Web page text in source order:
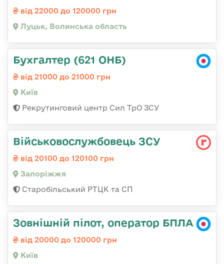
від 22000 до 120000 грн
Луцьк, Волинська область
Бухгалтер (621 ОНБ)
від 21000 до 21000 грн
Київ
Рекрутинговий центр Сил ТрО ЗСУ
Військовослужбовець ЗСУ
від 20100 до 120100 грн
Запоріжжя
Старобільський РТЦК та СП
Зовнішній пілот, оператор БПЛА
від 20000 до 120000 грн
Київ